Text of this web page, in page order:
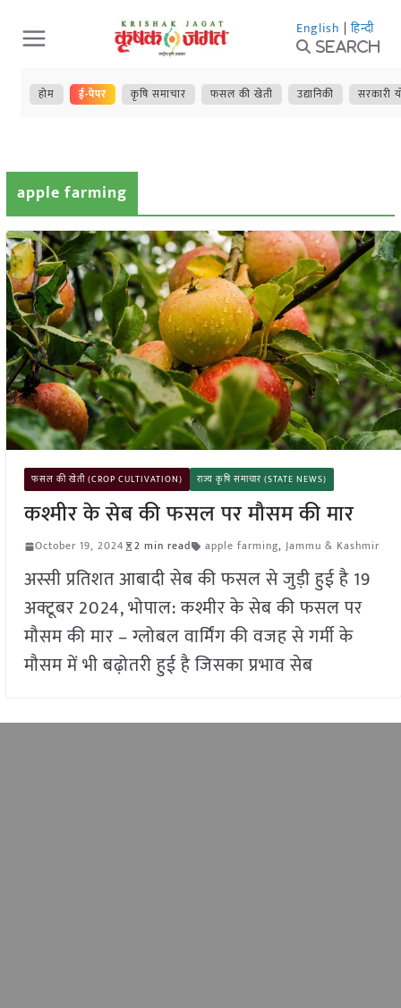
Skip
to
content
English | हिन्दी
Search
होम ई-पेपर कृषि समाचार फसल की खेती उद्यानिकी सरकारी
apple farming
फसल की खेती (CROP CULTIVATION) राज्य कृषि समाचार (STATE NEWS)
कश्मीर के सेब की फसल पर मौसम की मार
October 19, 2024 2 min read apple farming, Jammu & Kashmir
अस्सी प्रतिशत आबादी सेब की फसल से जुड़ी हुई है 19
अक्टूबर 2024, भोपाल: कश्मीर के सेब की फसल पर
मौसम की मार – ग्लोबल वार्मिंग की वजह से गर्मी के
मौसम में भी बढ़ोतरी हुई है जिसका प्रभाव सेब